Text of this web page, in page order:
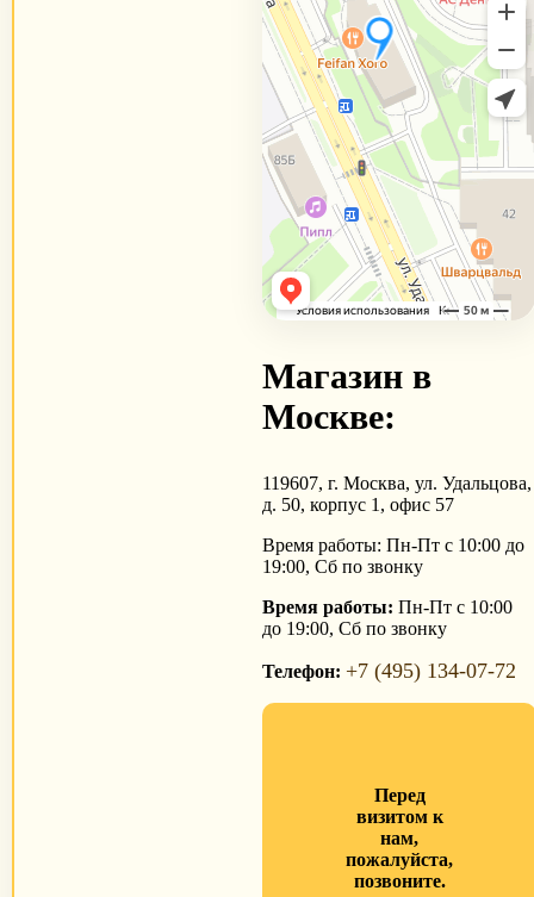
Магазин в
Москве:
119607, г. Москва, ул. Удальцова,
д. 50, корпус 1, офис 57
Время работы: Пн-Пт с 10:00 до
19:00, Сб по звонку
Время работы: Пн-Пт с 10:00
до 19:00, Сб по звонку
Телефон: +7 (495) 134-07-72
Перед
визитом к
нам,
пожалуйста,
позвоните.